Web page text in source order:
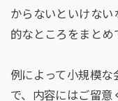
からないといけな
的なところをまとめ
例によって小規模な
で、内容にはご留